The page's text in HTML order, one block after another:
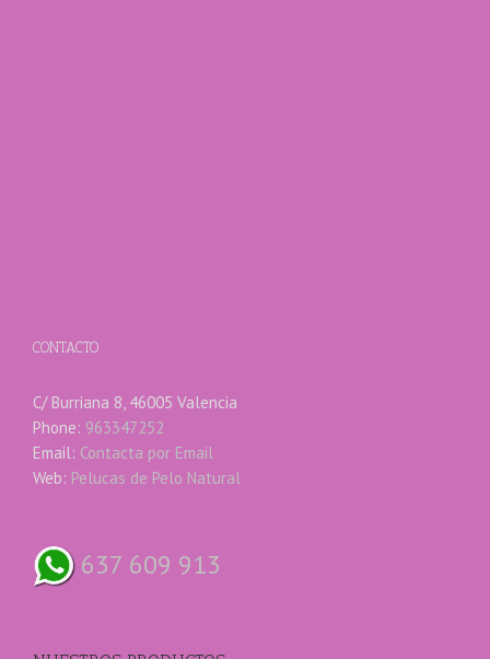
CONTACTO
C/ Burriana 8, 46005 Valencia
Phone: 963347252
Email: Contacta por Email
Web: Pelucas de Pelo Natural
637 609 913